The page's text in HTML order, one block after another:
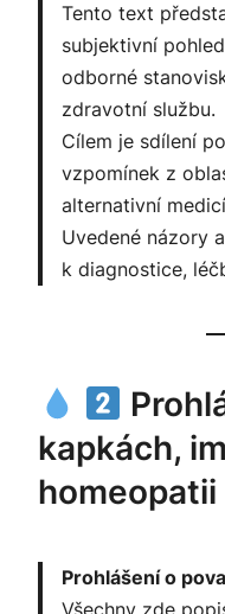
Tento text
subjektivní
odborné
zdravotní službu.
Cílem je sdílení
vzpomínek z
alternativní
Uvedené názory
k diagnostice,
kapkách,
homeopatii
Prohlášení o